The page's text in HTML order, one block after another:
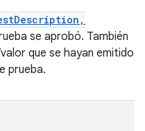
se aprobó. También
que se hayan emitido
prueba.